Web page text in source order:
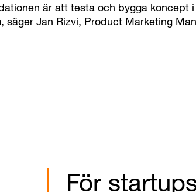
är att testa och bygga koncept
Jan Rizvi, Product Marketing
För